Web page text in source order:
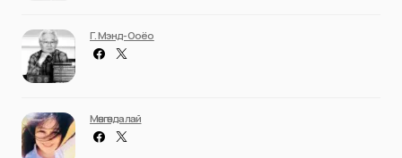
Г. Мэнд-Ооёо
Мөнгөндалай